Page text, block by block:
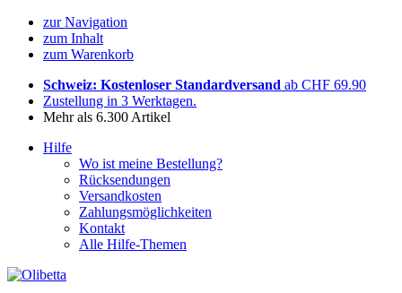
zur Navigation
zum Inhalt
zum Warenkorb
Schweiz: Kostenloser Standardversand ab CHF 69.90
Zustellung in 3 Werktagen.
Mehr als 6.300 Artikel
Hilfe
Wo ist meine Bestellung?
Rücksendungen
Versandkosten
Zahlungsmöglichkeiten
Kontakt
Alle Hilfe-Themen